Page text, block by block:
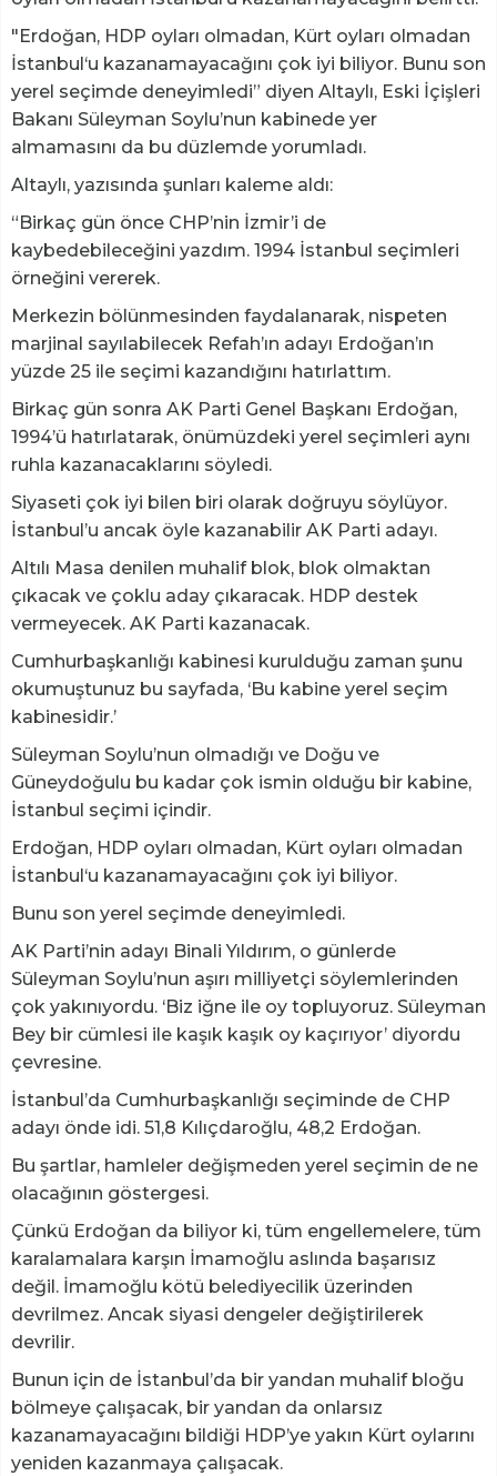
"Erdoğan, HDP oyları olmadan, Kürt oyları olmadan
İstanbul‘u kazanamayacağını çok iyi biliyor. Bunu son
yerel seçimde deneyimledi” diyen Altaylı, Eski İçişleri
Bakanı Süleyman Soylu’nun kabinede yer
almamasını da bu düzlemde yorumladı.
Altaylı, yazısında şunları kaleme aldı:
“Birkaç gün önce CHP’nin İzmir’i de
kaybedebileceğini yazdım. 1994 İstanbul seçimleri
örneğini vererek.
Merkezin bölünmesinden faydalanarak, nispeten
marjinal sayılabilecek Refah’ın adayı Erdoğan’ın
yüzde 25 ile seçimi kazandığını hatırlattım.
Birkaç gün sonra AK Parti Genel Başkanı Erdoğan,
1994’ü hatırlatarak, önümüzdeki yerel seçimleri aynı
ruhla kazanacaklarını söyledi.
Siyaseti çok iyi bilen biri olarak doğruyu söylüyor.
İstanbul’u ancak öyle kazanabilir AK Parti adayı.
Altılı Masa denilen muhalif blok, blok olmaktan
çıkacak ve çoklu aday çıkaracak. HDP destek
vermeyecek. AK Parti kazanacak.
Cumhurbaşkanlığı kabinesi kurulduğu zaman şunu
okumuştunuz bu sayfada, ‘Bu kabine yerel seçim
kabinesidir.’
Süleyman Soylu’nun olmadığı ve Doğu ve
Güneydoğulu bu kadar çok ismin olduğu bir kabine,
İstanbul seçimi içindir.
Erdoğan, HDP oyları olmadan, Kürt oyları olmadan
İstanbul‘u kazanamayacağını çok iyi biliyor.
Bunu son yerel seçimde deneyimledi.
AK Parti’nin adayı Binali Yıldırım, o günlerde
Süleyman Soylu’nun aşırı milliyetçi söylemlerinden
çok yakınıyordu. ‘Biz iğne ile oy topluyoruz. Süleyman
Bey bir cümlesi ile kaşık kaşık oy kaçırıyor’ diyordu
çevresine.
İstanbul’da Cumhurbaşkanlığı seçiminde de CHP
adayı önde idi. 51,8 Kılıçdaroğlu, 48,2 Erdoğan.
Bu şartlar, hamleler değişmeden yerel seçimin de ne
olacağının göstergesi.
Çünkü Erdoğan da biliyor ki, tüm engellemelere, tüm
karalamalara karşın İmamoğlu aslında başarısız
değil. İmamoğlu kötü belediyecilik üzerinden
devrilmez. Ancak siyasi dengeler değiştirilerek
devrilir.
Bunun için de İstanbul’da bir yandan muhalif bloğu
bölmeye çalışacak, bir yandan da onlarsız
kazanamayacağını bildiği HDP’ye yakın Kürt oylarını
yeniden kazanmaya çalışacak.